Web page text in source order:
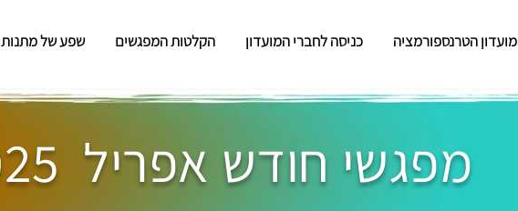
מועדון הטרנספורמציה כניסה לחברי המועדון הקלטות המפגשים שפע של מתנות
מפגשי חודש אפריל 2025